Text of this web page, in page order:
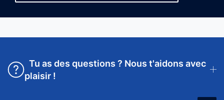
Tu as des questions ? Nous t'aidons avec
plaisir !